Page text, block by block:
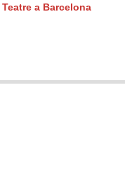
Teatre a Barcelona